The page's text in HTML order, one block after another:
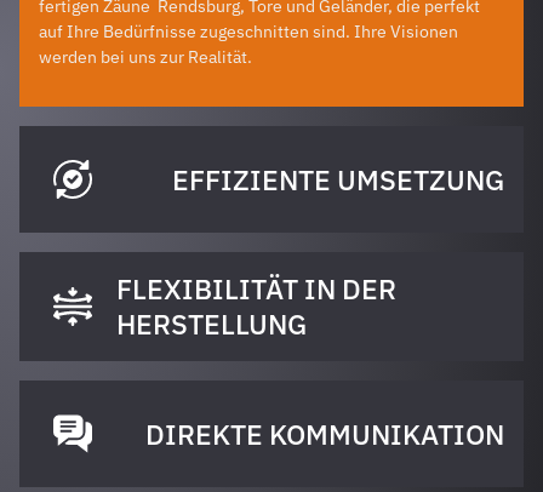
fertigen Zäune Rendsburg, Tore und Geländer, die perfekt
auf Ihre Bedürfnisse zugeschnitten sind. Ihre Visionen
werden bei uns zur Realität.
EFFIZIENTE UMSETZUNG
FLEXIBILITÄT IN DER
HERSTELLUNG
DIREKTE KOMMUNIKATION